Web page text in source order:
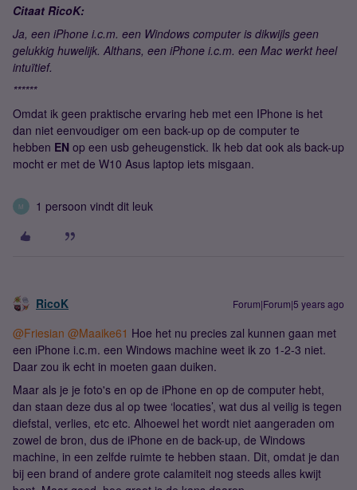
Citaat RicoK:
Ja, een iPhone i.c.m. een Windows computer is dikwijls geen
gelukkig huwelijk. Althans, een iPhone i.c.m. een Mac werkt heel
intuïtief.
******
Omdat ik geen praktische ervaring heb met een IPhone is het
dan niet eenvoudiger om een back-up op de computer te
hebben EN op een usb geheugenstick. Ik heb dat ook als back-up
mocht er met de W10 Asus laptop iets misgaan.
M 1 persoon vindt dit leuk
RicoK Forum|Forum|5 years ago
@Friesian @Maaike61 Hoe het nu precies zal kunnen gaan met
een iPhone i.c.m. een Windows machine weet ik zo 1-2-3 niet.
Daar zou ik echt in moeten gaan duiken.
Maar als je je foto's en op de iPhone en op de computer hebt,
dan staan deze dus al op twee ‘locaties’, wat dus al veilig is tegen
diefstal, verlies, etc etc. Alhoewel het wordt niet aangeraden om
zowel de bron, dus de iPhone en de back-up, de Windows
machine, in een zelfde ruimte te hebben staan. Dit, omdat je dan
bij een brand of andere grote calamiteit nog steeds alles kwijt